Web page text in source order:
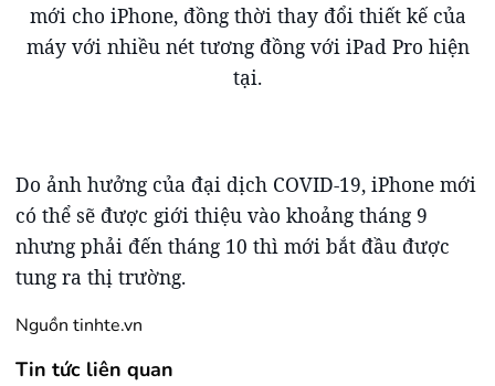
mới cho iPhone, đồng thời thay đổi thiết kế của
máy với nhiều nét tương đồng với iPad Pro hiện
tại.
Do ảnh hưởng của đại dịch COVID-19, iPhone mới
có thể sẽ được giới thiệu vào khoảng tháng 9
nhưng phải đến tháng 10 thì mới bắt đầu được
tung ra thị trường.
Nguồn tinhte.vn
Tin tức liên quan